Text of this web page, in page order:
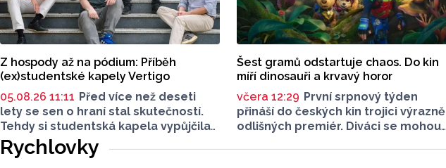
Z hospody až na pódium: Příběh
(ex)studentské kapely Vertigo
05.08.26 11:11 Před více než deseti
lety se sen o hraní stal skutečností.
Tehdy si studentská kapela vypůjčila
jméno oblíbeného olomouckého
podniku a rozpálila reproduktory.
Šest gramů odstartuje chaos. Do kin
míří dinosauři a krvavý horor
včera 12:29 První srpnový týden
přináší do českých kin trojici výrazně
odlišných premiér. Diváci se mohou
Rychlovky